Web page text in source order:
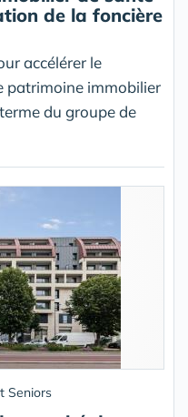
de la foncière
accélérer le
patrimoine immobilier
du groupe de
Seniors